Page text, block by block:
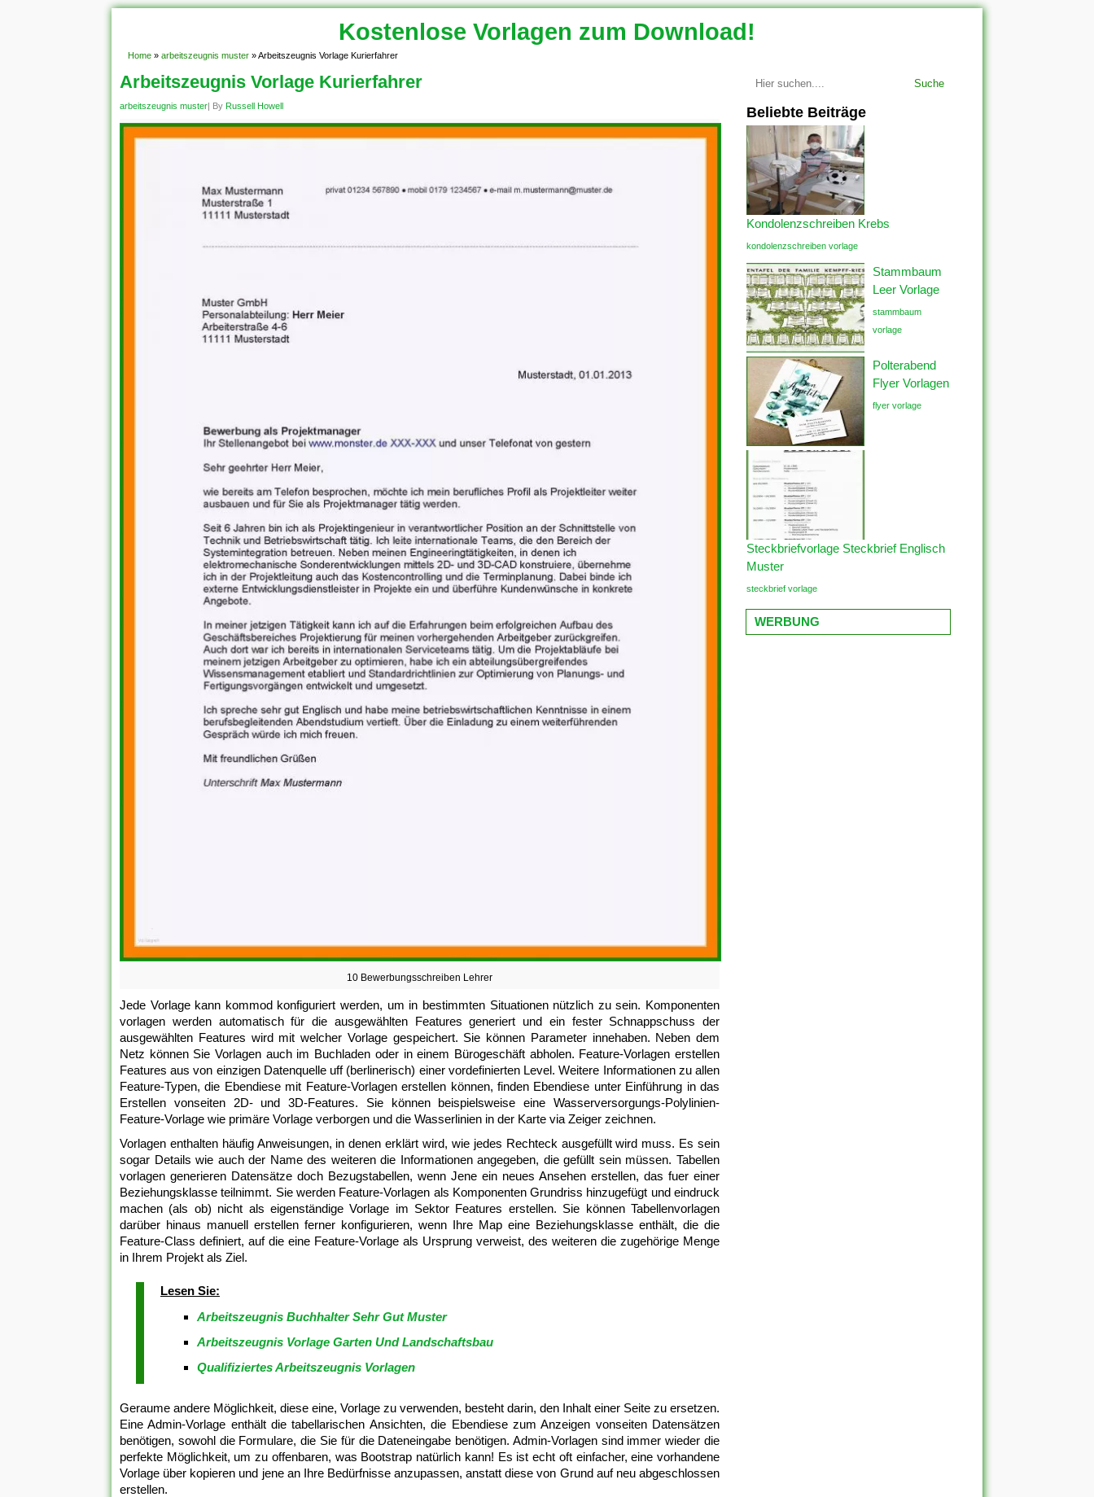
Kostenlose Vorlagen zum Download!
Home » arbeitszeugnis muster »Arbeitszeugnis Vorlage Kurierfahrer
Arbeitszeugnis Vorlage Kurierfahrer
arbeitszeugnis muster| By Russell Howell
10 Bewerbungsschreiben Lehrer
Jede Vorlage kann kommod konfiguriert werden, um in bestimmten Situationen nützlich zu sein. Komponenten
vorlagen werden automatisch für die ausgewählten Features generiert und ein fester Schnappschuss der
ausgewählten Features wird mit welcher Vorlage gespeichert. Sie können Parameter innehaben. Neben dem
Netz können Sie Vorlagen auch im Buchladen oder in einem Bürogeschäft abholen. Feature-Vorlagen erstellen
Features aus von einzigen Datenquelle uff (berlinerisch) einer vordefinierten Level. Weitere Informationen zu allen
Feature-Typen, die Ebendiese mit Feature-Vorlagen erstellen können, finden Ebendiese unter Einführung in das
Erstellen vonseiten 2D- und 3D-Features. Sie können beispielsweise eine Wasserversorgungs-Polylinien-
Feature-Vorlage wie primäre Vorlage verborgen und die Wasserlinien in der Karte via Zeiger zeichnen.
Vorlagen enthalten häufig Anweisungen, in denen erklärt wird, wie jedes Rechteck ausgefüllt wird muss. Es sein
sogar Details wie auch der Name des weiteren die Informationen angegeben, die gefüllt sein müssen. Tabellen
vorlagen generieren Datensätze doch Bezugstabellen, wenn Jene ein neues Ansehen erstellen, das fuer einer
Beziehungsklasse teilnimmt. Sie werden Feature-Vorlagen als Komponenten Grundriss hinzugefügt und eindruck
machen (als ob) nicht als eigenständige Vorlage im Sektor Features erstellen. Sie können Tabellenvorlagen
darüber hinaus manuell erstellen ferner konfigurieren, wenn Ihre Map eine Beziehungsklasse enthält, die die
Feature-Class definiert, auf die eine Feature-Vorlage als Ursprung verweist, des weiteren die zugehörige Menge
in Ihrem Projekt als Ziel.
Lesen Sie:
Arbeitszeugnis Buchhalter Sehr Gut Muster
Arbeitszeugnis Vorlage Garten Und Landschaftsbau
Qualifiziertes Arbeitszeugnis Vorlagen
Geraume andere Möglichkeit, diese eine, Vorlage zu verwenden, besteht darin, den Inhalt einer Seite zu ersetzen.
Eine Admin-Vorlage enthält die tabellarischen Ansichten, die Ebendiese zum Anzeigen vonseiten Datensätzen
benötigen, sowohl die Formulare, die Sie für die Dateneingabe benötigen. Admin-Vorlagen sind immer wieder die
perfekte Möglichkeit, um zu offenbaren, was Bootstrap natürlich kann! Es ist echt oft einfacher, eine vorhandene
Vorlage über kopieren und jene an Ihre Bedürfnisse anzupassen, anstatt diese von Grund auf neu abgeschlossen
erstellen.
Suche
Beliebte Beiträge
Kondolenzschreiben Krebs
kondolenzschreiben vorlage
Stammbaum
Leer Vorlage
stammbaum
vorlage
Polterabend
Flyer Vorlagen
flyer vorlage
Steckbriefvorlage Steckbrief Englisch
Muster
steckbrief vorlage
WERBUNG